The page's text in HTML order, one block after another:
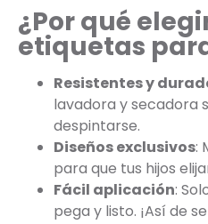
¿Por qué
etiquetas
Resistentes y
lavadora y secadora
despintarse.
Diseños exclusivos:
para que tus hijos
Fácil aplicación:
pega y listo. ¡Así de